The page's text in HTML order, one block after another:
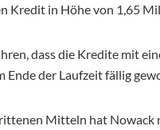
Kredit in Höhe von 1,65
dass die Kredite mit
Ende der Laufzeit fällig
Mitteln hat Nowack